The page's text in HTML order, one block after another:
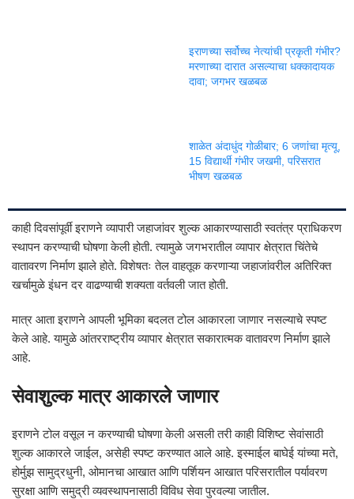
इराणच्या सर्वोच्च नेत्यांची प्रकृती गंभीर?
मरणाच्या दारात असल्याचा धक्कादायक
दावा; जगभर खळबळ
शाळेत अंदाधुंद गोळीबार; 6 जणांचा मृत्यू,
15 विद्यार्थी गंभीर जखमी, परिसरात
भीषण खळबळ
काही दिवसांपूर्वी इराणने व्यापारी जहाजांवर शुल्क आकारण्यासाठी स्वतंत्र प्राधिकरण
स्थापन करण्याची घोषणा केली होती. त्यामुळे जगभरातील व्यापार क्षेत्रात चिंतेचे
वातावरण निर्माण झाले होते. विशेषतः तेल वाहतूक करणाऱ्या जहाजांवरील अतिरिक्त
खर्चामुळे इंधन दर वाढण्याची शक्यता वर्तवली जात होती.
मात्र आता इराणने आपली भूमिका बदलत टोल आकारला जाणार नसल्याचे स्पष्ट
केले आहे. यामुळे आंतरराष्ट्रीय व्यापार क्षेत्रात सकारात्मक वातावरण निर्माण झाले
आहे.
सेवाशुल्क मात्र आकारले जाणार
इराणने टोल वसूल न करण्याची घोषणा केली असली तरी काही विशिष्ट सेवांसाठी
शुल्क आकारले जाईल, असेही स्पष्ट करण्यात आले आहे. इस्माईल बाघेई यांच्या मते,
होर्मुझ सामुद्रधुनी, ओमानचा आखात आणि पर्शियन आखात परिसरातील पर्यावरण
सुरक्षा आणि समुद्री व्यवस्थापनासाठी विविध सेवा पुरवल्या जातील.